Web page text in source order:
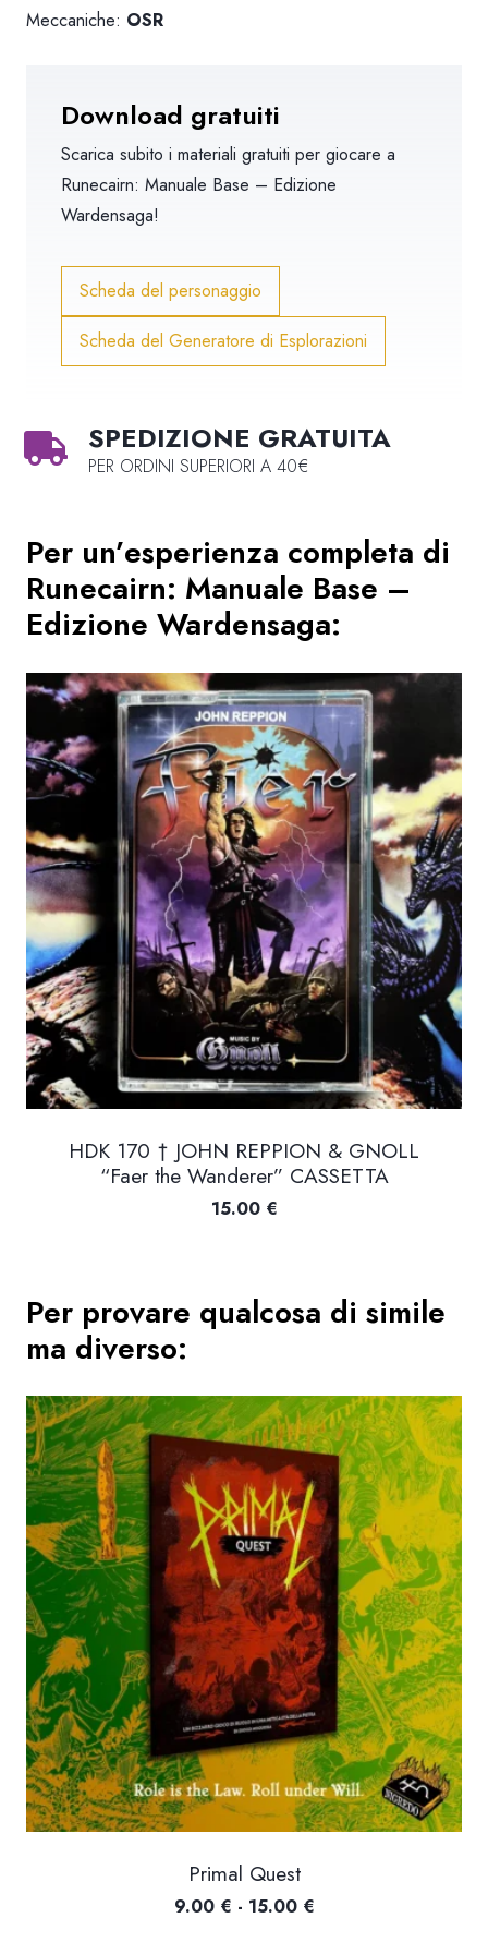
Meccaniche: OSR
Download gratuiti
Scarica subito i materiali gratuiti per giocare a
Runecairn: Manuale Base – Edizione
Wardensaga!
Scheda del personaggio
Scheda del Generatore di Esplorazioni
SPEDIZIONE GRATUITA
PER ORDINI SUPERIORI A 40€
Per un’esperienza completa di
Runecairn: Manuale Base –
Edizione Wardensaga:
HDK 170 † JOHN REPPION & GNOLL
“Faer the Wanderer” CASSETTA
15.00 €
Per provare qualcosa di simile
ma diverso:
Primal Quest
9.00 € - 15.00 €Fascia